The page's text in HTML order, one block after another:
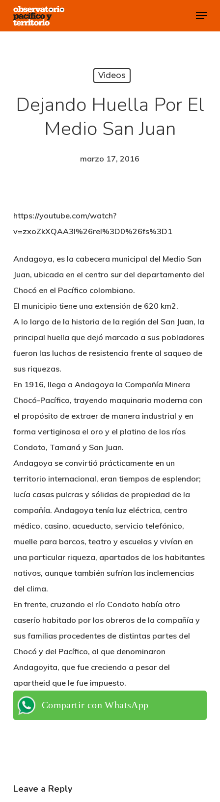
Skip
Menu
Videos
Dejando Huella Por El
Medio San Juan
marzo 17, 2016
https://youtube.com/watch?
v=zxoZkXQAA3I%26rel%3D0%26fs%3D1
Andagoya, es la cabecera municipal del Medio San
Juan, ubicada en el centro sur del departamento del
Chocó en el Pacífico colombiano.
El municipio tiene una extensión de 620 km2.
A lo largo de la historia de la región del San Juan, la
principal huella que dejó marcado a sus pobladores
fueron las luchas de resistencia frente al saqueo de
sus riquezas.
En 1916, llega a Andagoya la Compañía Minera
Chocó-Pacífico, trayendo maquinaria moderna con
el propósito de extraer de manera industrial y en
forma vertiginosa el oro y el platino de los ríos
Condoto, Tamaná y San Juan.
Andagoya se convirtió prácticamente en un
territorio internacional, eran tiempos de esplendor;
lucía casas pulcras y sólidas de propiedad de la
compañía. Andagoya tenía luz eléctrica, centro
médico, casino, acueducto, servicio telefónico,
muelle para barcos, teatro y escuelas y vivían en
una particular riqueza, apartados de los habitantes
nativos, aunque también sufrían las inclemencias
del clima.
En frente, cruzando el río Condoto había otro
caserío habitado por los obreros de la compañía y
sus familias procedentes de distintas partes del
Chocó y del Pacífico, al que denominaron
Andagoyita, que fue creciendo a pesar del
apartheid que le fue impuesto.
Compartir con WhatsApp
Leave a Reply
Close